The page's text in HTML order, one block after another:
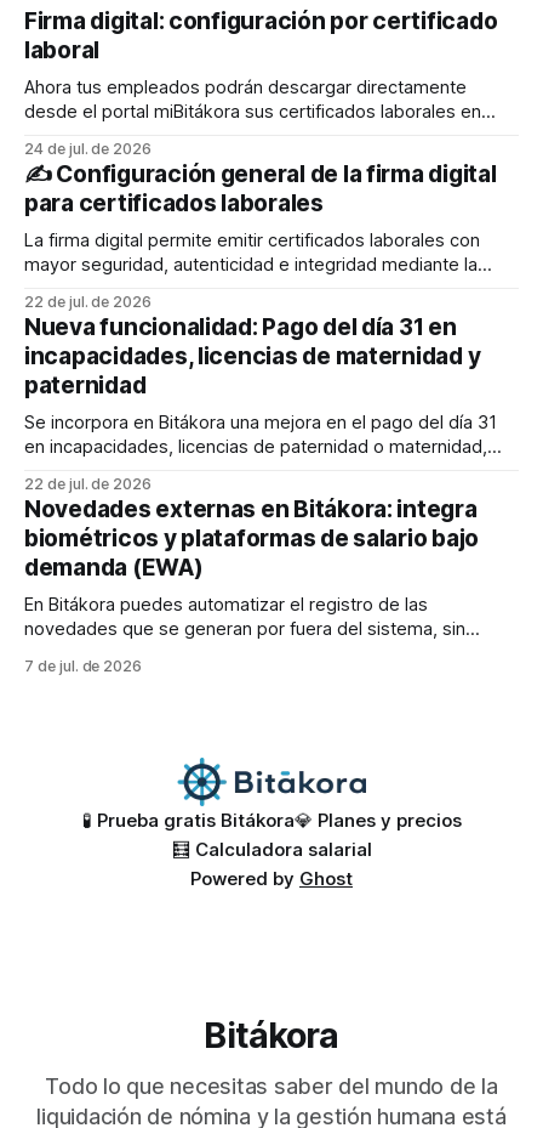
Firma digital: configuración por certificado
laboral
Ahora tus empleados podrán descargar directamente
desde el portal miBitákora sus certificados laborales en
persona pueda verificar fácilmente su autenticidad y
validez. El liquidador también podrá generarlos desde el
Administrador de empleados y enviarlos al correo
electrónico de los empleados. En este
24 de jul. de 2026
✍️ Configuración general de la firma digital
para certificados laborales
La firma digital permite emitir certificados laborales con
mayor seguridad, autenticidad e integridad mediante la
través de esta configuración podrás definir quién firma los
documentos, cómo se mostrará la firma y qué elementos
adicionales, como la estampa cronológica y el código QR,
22 de jul. de 2026
Nueva funcionalidad: Pago del día 31 en
incapacidades, licencias de maternidad y
paternidad
Se incorpora en Bitákora una mejora en el pago del día 31
en incapacidades, licencias de paternidad o maternidad,
días) o con jornada laboral de 360 días. 💡Cuando una
incapacidad, licencia de paternidad o maternidad cubre el
día 31, este se pagará en
22 de jul. de 2026
Novedades externas en Bitákora: integra
biométricos y plataformas de salario bajo
demanda (EWA)
En Bitákora puedes automatizar el registro de las
novedades que se generan por fuera del sistema, sin
equipo de nómina. 🚀 Existen dos grandes fuentes de estas
7 de jul. de 2026
🧪 Prueba gratis Bitákora💎 Planes y precios
🧮 Calculadora salarial
Powered by Ghost
Bitákora
Todo lo que necesitas saber del mundo de la
liquidación de nómina y la gestión humana está